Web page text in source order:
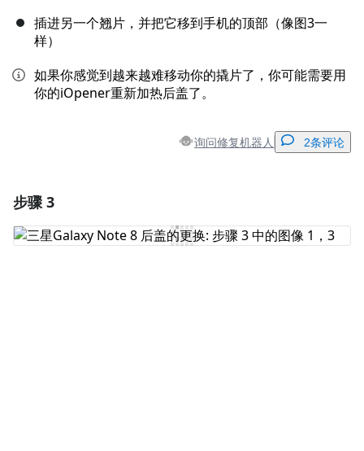
插进另一个翘片，并把它移到手机的顶部（像图3一
样）
如果你感觉到越来越难移动你的撬片了，你可能需要用
你的iOpener重新加热后盖了。
询问修复机器人 2条评论
添加评论
步骤 3